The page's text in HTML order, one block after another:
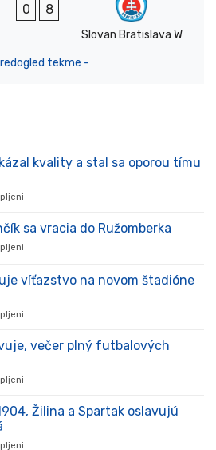
0 8
Slovan Bratislava W
tekme -
kvality a stal sa oporou tímu
prišiel,
stal
súťaži
sa vracia do Ružomberka
Lavrinčík
sa
víťazstvo na novom štadióne
oslavuje
v
večer plný futbalových
oslavuje,
Žilina a Spartak oslavujú